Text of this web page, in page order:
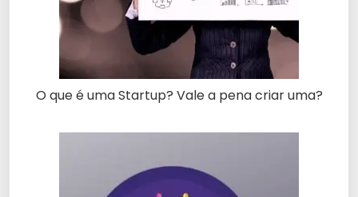
O que é uma Startup? Vale a pena criar uma?